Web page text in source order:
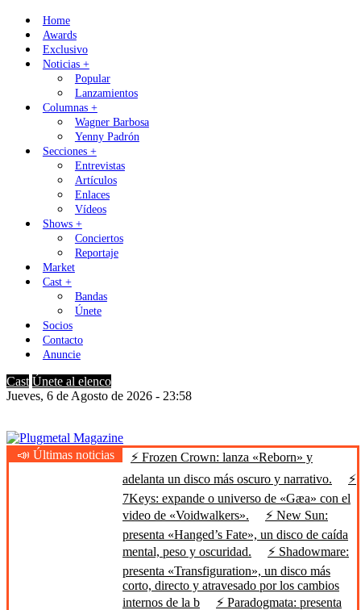
Skip
content
Home
Awards
Exclusivo
Noticias +
Popular
Lanzamientos
Columnas +
Wagner Barbosa
Yenny Padrón
Secciones +
Entrevistas
Artículos
Enlaces
Vídeos
Shows +
Conciertos
Reportaje
Market
Cast +
Bandas
Únete
Socios
Contacto
Anuncie
Cast Únete al elenco
Jueves, 6 de Agosto de 2026 - 23:58
Plugmetal Magazine
Heavy Metal is Life
📣 Últimas noticias
⚡ Frozen Crown: lanza «Reborn» y
adelanta un disco más oscuro y narrativo.
⚡
7Keys: expande o universo de «Gæa» con el
video de «Voidwalkers».
⚡ New Sun:
presenta «Hanged’s Fate», un disco de caída
mental, peso y oscuridad.
⚡ Shadowmare:
presenta «Transfiguration», un disco más
corto, directo y atravesado por los cambios
internos de la b
⚡ Paradogmata: presenta